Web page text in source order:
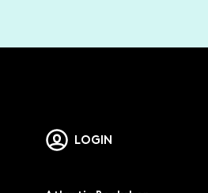
LOGIN